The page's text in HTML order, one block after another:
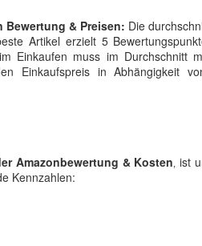
Bewertung & Preisen: Die
Artikel erzielt 5
Einkaufen muss im Durchschnitt
Einkaufspreis in Abhängigkeit
Amazonbewertung & Kosten ‚
Kennzahlen: